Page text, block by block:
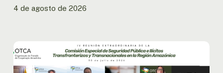
4 de agosto de 2026
amazónicos
avanzan